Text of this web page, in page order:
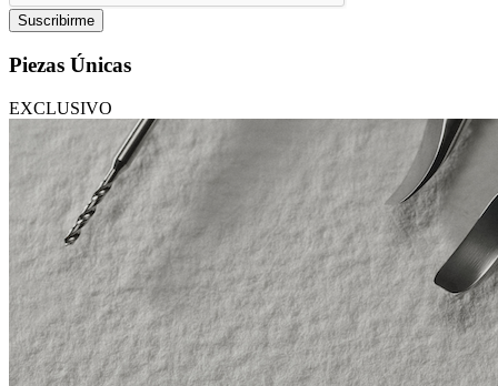
Suscribirme
Piezas Únicas
EXCLUSIVO